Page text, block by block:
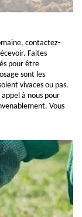
contactez-
Faites
pour être
sont les
vivaces ou pas.
appel à nous pour
Vous